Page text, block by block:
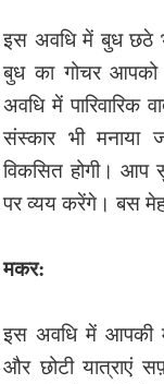
इस अवधि में बुध छठे
बुध का गोचर आपको
अवधि में पारिवारिक
संस्कार भी मनाया
विकसित होगी। आप
पर व्यय करेंगे। बस
मकर:
इस अवधि में आपकी
और छोटी यात्राएं